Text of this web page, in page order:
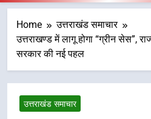
Home
उत्तराखंड समाचार
उत्तराखण्ड में लागू होगा “ग्रीन सेस”,
सरकार की नई पहल
उत्तराखंड समाचार